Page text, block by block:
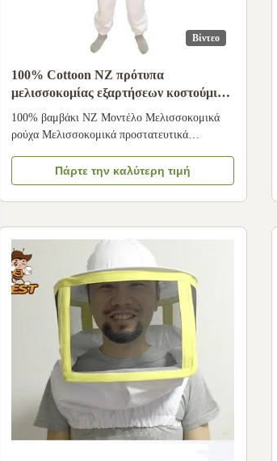
Βίντεο
100% Cottoon NZ πρότυπα
μελισσοκομίας εξαρτήσεων κοστούμια
μελισσών φορμών μελισσοκομίας
προστατευτικά
100% βαμβάκι NZ Μοντέλο Μελισσοκομικά
ρούχα Μελισσοκομικά προστατευτικά
ένδυση: Το να ντύνεστε σωστά για τη
μελισσοκομία είναι πολύ σημαντικό τόσο για
να αποφεύγετε να πάρετε ζημιά όσο και για να
Πάρτε την καλύτερη τιμή